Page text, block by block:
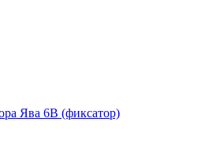
Ява 6В (фиксатор)